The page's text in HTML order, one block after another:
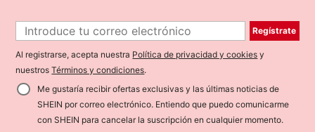
Regístrate
Al registrarse, acepta nuestra Política de privacidad y cookies y
nuestrosTérminos y condiciones.
Me gustaría recibir ofertas exclusivas y las últimas noticias de
SHEIN por correo electrónico. Entiendo que puedo comunicarme
con SHEIN para cancelar la suscripción en cualquier momento.